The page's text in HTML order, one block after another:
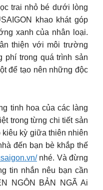
trai nhỏ bé dưới lòng
khao khát góp
xanh của nhân loại.
thiện với môi trường
phí trong quá trình sản
để tạo nên những độc
tinh hoa của các làng
trong từng chi tiết sản
kiêu kỳ giữa thiên nhiên
đến bạn bè khắp thế
nhé. Và đừng
tin nhắn nêu bạn cần
NGÔN BẢN NGÃ Ai